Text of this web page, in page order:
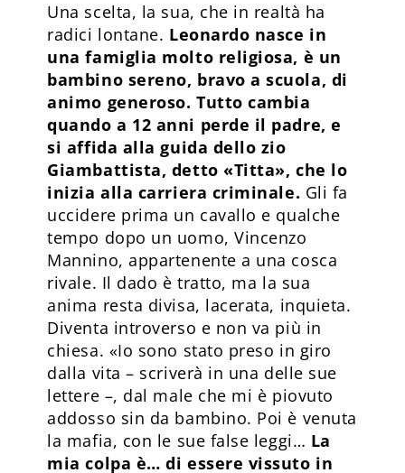
Una scelta, la sua, che in realtà ha
radici lontane. Leonardo nasce in
una famiglia molto religiosa, è un
bambino sereno, bravo a scuola, di
animo generoso. Tutto cambia
quando a 12 anni perde il padre, e
si affida alla guida dello zio
Giambattista, detto «Titta», che lo
inizia alla carriera criminale. Gli fa
uccidere prima un cavallo e qualche
tempo dopo un uomo, Vincenzo
Mannino, appartenente a una cosca
rivale. Il dado è tratto, ma la sua
anima resta divisa, lacerata, inquieta.
Diventa introverso e non va più in
chiesa. «Io sono stato preso in giro
dalla vita – scriverà in una delle sue
lettere –, dal male che mi è piovuto
addosso sin da bambino. Poi è venuta
la mafia, con le sue false leggi… La
mia colpa è… di essere vissuto in